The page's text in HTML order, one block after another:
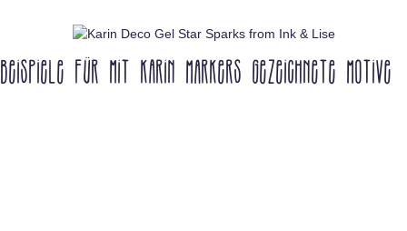
Beispiele für mit Karin MArkers gezeichnete Motive